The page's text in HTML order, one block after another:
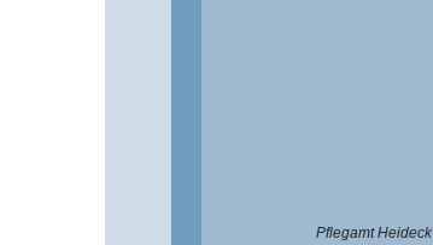
Pflegamt Heideck